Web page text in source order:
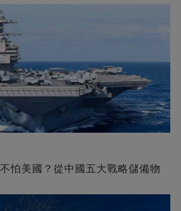
怕美國？從中國五大戰略儲備物